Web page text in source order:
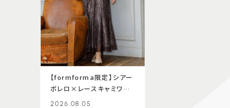
【formforma限定】シアー
ボレロ×レースキャミワン
ピース
2026.08.05